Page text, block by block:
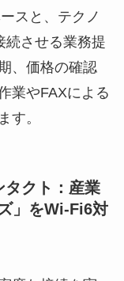
スと、テクノ
続させる業務提
、価格の確認
業やFAXによる
す。
タクト：産業
」をWi-Fi6対